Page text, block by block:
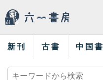
新刊 古書 中国書